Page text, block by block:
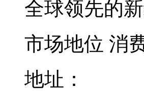
全球领先的
市场地位 消
地址：